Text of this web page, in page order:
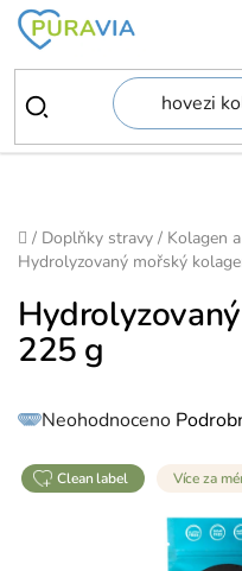
Přejít
obsah
Domů
/ Doplňky stravy / Kolagen
Hydrolyzovaný mořský
225 g
Průměrné
hodnocení
0,0
z
5
Neohodnoceno
clean label Více za